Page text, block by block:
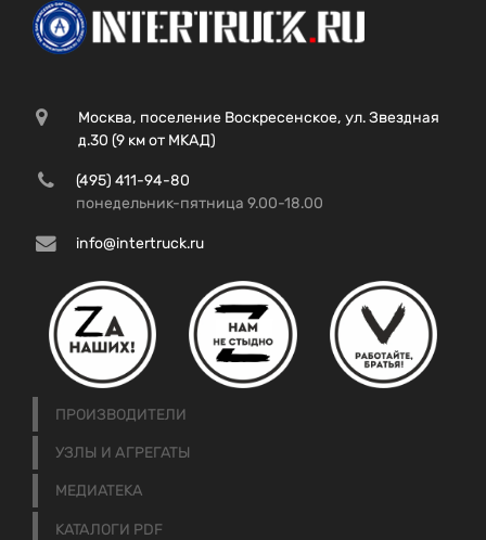
Москва, поселение Воскресенское, ул. Звездная
д.30 (9 км от МКАД)
(495) 411-94-80
понедельник-пятница 9.00-18.00
info@intertruck.ru
ПРОИЗВОДИТЕЛИ
УЗЛЫ И АГРЕГАТЫ
МЕДИАТЕКА
КАТАЛОГИ PDF